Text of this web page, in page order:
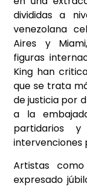
divididas a
venezolana
Aires y
figuras
King han
que se trata
de justicia por
a la
partidarios
intervenciones
Artistas
expresado